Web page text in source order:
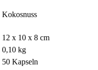
Kokosnuss
12 x 10 x 8 cm
0,10 kg
50 Kapseln